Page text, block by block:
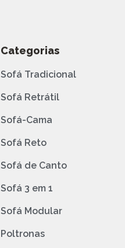
Categorias
Sofá Tradicional
Sofá Retrátil
Sofá-Cama
Sofá Reto
Sofá de Canto
Sofá 3 em 1
Sofá Modular
Poltronas